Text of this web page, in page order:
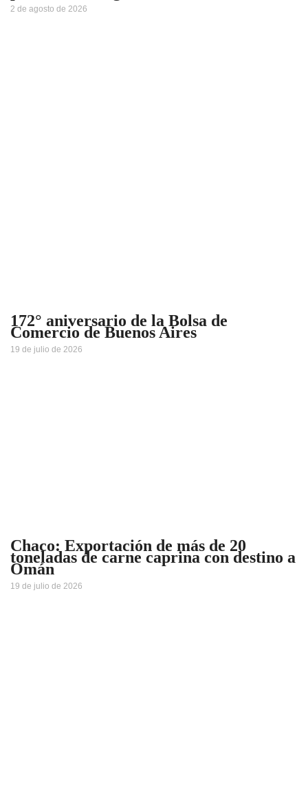
2 de agosto de 2026
172° aniversario de la Bolsa de
Comercio de Buenos Aires
19 de julio de 2026
Chaco: Exportación de más de 20
toneladas de carne caprina con destino a
Omán
19 de julio de 2026